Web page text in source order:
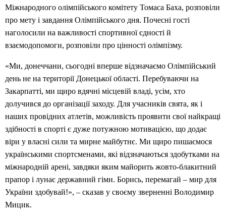
Міжнародного олімпійського комітету Томаса Баха, розповіли
про мету і завдання Олімпійського дня. Почесні гості
наголосили на важливості спортивної єдності й
взаємодопомоги, розповіли про цінності олімпізму.
«Ми, донеччани, сьогодні вперше відзначаємо Олімпійський
день не на території Донецької області. Перебуваючи на
Закарпатті, ми щиро вдячні місцевій владі, усім, хто
долучився до організації заходу. Для учасників свята, як і
наших провідних атлетів, можливість проявити свої найкращі
здібності в спорті є дуже потужною мотивацією, що додає
віри у власні сили та мирне майбутнє. Ми щиро пишаємося
українськими спортсменами, які відзначаються здобутками на
міжнародній арені, завдяки яким майорить жовто-блакитний
прапор і лунає державний гімн. Борись, перемагай – мир для
України здобувай!», – сказав у своєму зверненні Володимир
Мицик.